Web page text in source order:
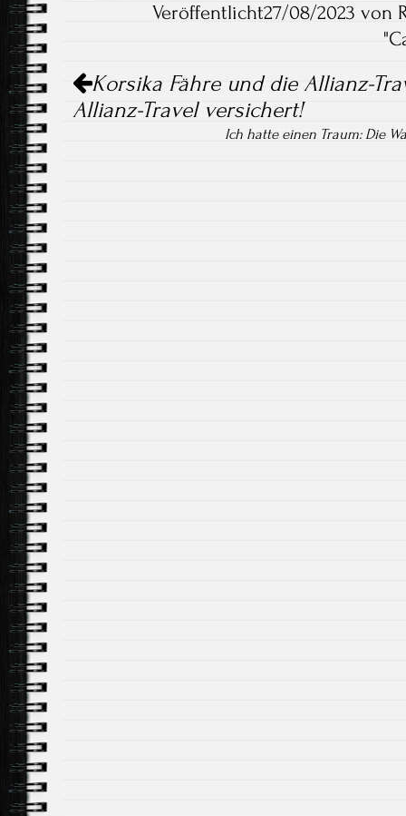
Veröffentlicht27/08/2023 von
"
Navigation
Korsika Fähre und die Allianz-
Allianz-Travel versichert!
Ich hatte einen Traum: Die